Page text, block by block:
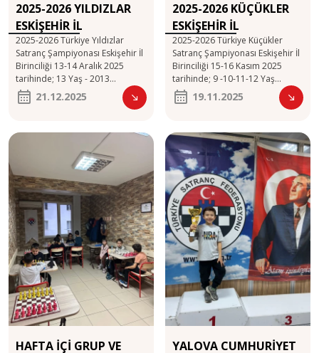
2025-2026 YILDIZLAR
ESKİŞEHİR İL
BİRİNCİLİĞİ
2025-2026 Türkiye Yıldızlar
Satranç Şampiyonası Eskişehir İl
Birinciliği 13-14 Aralık 2025
tarihinde; 13 Yaş - 2013
Doğumlu sporcular 14 Yaş -
2012 Doğumlu sporcular 15 Yaş
Yaş - 2010 Doğumlu sporcular
17 Yaş - 2009 Doğumlu
sporcular 18 Yaş - 2008
Doğumlu sporcular kategorileri
ile yapıldı. 13 Yaş Genel 3.
İbrahim Kağan Çöl 13 Yaş Kızlar
3. Masal Çöl 15 Yaş Genel 3.
Deniz Efe Katırcı Turnuvaya
katılan ve başarı gösteren tüm
sporcularımızı tebri
21.12.2025
2025-2026 KÜÇÜKLER
ESKİŞEHİR İL
BİRİNCİLİĞİ
2025-2026 Türkiye Küçükler
Satranç Şampiyonası Eskişehir İl
Birinciliği 15-16 Kasım 2025
tarihinde; 9 -10-11-12 Yaş
kategorileri ile başladı. Birinci
olan sporculara kupa , ilk 5
madalya verildi. Ödül alan
sporcularımızı kutluyor , katılan
tüm sporcuları da gösterdikleri
gayretten dolayı tebrik ediyoruz.
Ödül Alan Sporcularımız : 10 Yaş
Genel Kategorisi: 4. Batuhan
Atamil 11 Yaş Genel Kategorisi:
2. Ege Gündoğdu 12 Yaş Kızlar
Kategorisi:
19.11.2025
HAFTA İÇİ GRUP VE YALOVA CUMHURİYET